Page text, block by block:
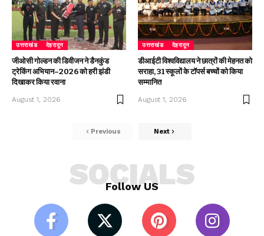
उत्तराखंड देहरादून
जीओसी गोल्डन की डिवीजन ने डैनकुंड
ट्रेकिंग अभियान–2026 को हरी झंडी
दिखाकर किया रवाना
August 1, 2026
उत्तराखंड देहरादून
डीआईटी विश्वविद्यालय ने छात्रों की मेहनत को
सराहा, 31 स्कूलों के टॉपर्स बच्चों को किया
सम्मानित
August 1, 2026
Previous Next
Follow US
SOCIALS